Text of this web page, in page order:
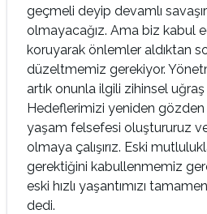
geçmeli deyip devamlı
olmayacağız. Ama biz kabul
koruyarak önlemler aldıktan
düzeltmemiz gerekiyor.
artık onunla ilgili zihinsel
Hedeflerimizi yeniden gözden
yaşam felsefesi oluştururuz
olmaya çalışırız. Eski
gerektiğini kabullenmemiz
eski hızlı yaşantımızı
dedi.